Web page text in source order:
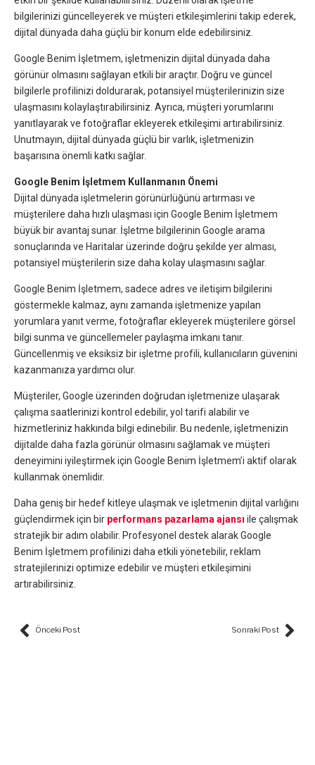
bilgilerinizi güncelleyerek ve müşteri etkileşimlerini takip ederek,
dijital dünyada daha güçlü bir konum elde edebilirsiniz.
Google Benim İşletmem, işletmenizin dijital dünyada daha
görünür olmasını sağlayan etkili bir araçtır. Doğru ve güncel
bilgilerle profilinizi doldurarak, potansiyel müşterilerinizin size
ulaşmasını kolaylaştırabilirsiniz. Ayrıca, müşteri yorumlarını
yanıtlayarak ve fotoğraflar ekleyerek etkileşimi artırabilirsiniz.
Unutmayın, dijital dünyada güçlü bir varlık, işletmenizin
başarısına önemli katkı sağlar.
Google Benim İşletmem Kullanmanın Önemi
Dijital dünyada işletmelerin görünürlüğünü artırması ve
müşterilere daha hızlı ulaşması için Google Benim İşletmem
büyük bir avantaj sunar. İşletme bilgilerinin Google arama
sonuçlarında ve Haritalar üzerinde doğru şekilde yer alması,
potansiyel müşterilerin size daha kolay ulaşmasını sağlar.
Google Benim İşletmem, sadece adres ve iletişim bilgilerini
göstermekle kalmaz, aynı zamanda işletmenize yapılan
yorumlara yanıt verme, fotoğraflar ekleyerek müşterilere görsel
bilgi sunma ve güncellemeler paylaşma imkanı tanır.
Güncellenmiş ve eksiksiz bir işletme profili, kullanıcıların güvenini
kazanmanıza yardımcı olur.
Müşteriler, Google üzerinden doğrudan işletmenize ulaşarak
çalışma saatlerinizi kontrol edebilir, yol tarifi alabilir ve
hizmetleriniz hakkında bilgi edinebilir. Bu nedenle, işletmenizin
dijitalde daha fazla görünür olmasını sağlamak ve müşteri
deneyimini iyileştirmek için Google Benim İşletmem’i aktif olarak
kullanmak önemlidir.
Daha geniş bir hedef kitleye ulaşmak ve işletmenin dijital varlığını
güçlendirmek için bir performans pazarlama ajansı ile çalışmak
stratejik bir adım olabilir. Profesyonel destek alarak Google
Benim İşletmem profilinizi daha etkili yönetebilir, reklam
stratejilerinizi optimize edebilir ve müşteri etkileşimini
artırabilirsiniz.
Prev
Önceki Post Sonraki Post